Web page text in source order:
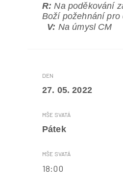
R: Na poděkování
Boží požehnání
V: Na úmysl CM
27. 05. 2022
Pátek
18:00